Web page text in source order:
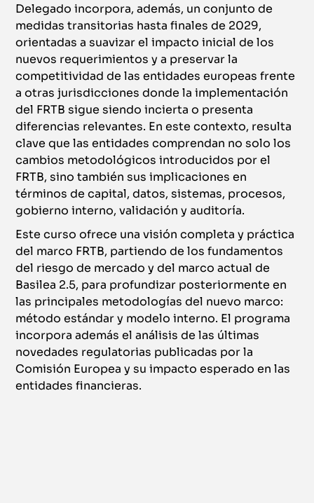
Delegado incorpora, además, un conjunto de
medidas transitorias hasta finales de 2029,
orientadas a suavizar el impacto inicial de los
nuevos requerimientos y a preservar la
competitividad de las entidades europeas frente
a otras jurisdicciones donde la implementación
del FRTB sigue siendo incierta o presenta
diferencias relevantes. En este contexto, resulta
clave que las entidades comprendan no solo los
cambios metodológicos introducidos por el
FRTB, sino también sus implicaciones en
términos de capital, datos, sistemas, procesos,
gobierno interno, validación y auditoría.
Este curso ofrece una visión completa y práctica
del marco FRTB, partiendo de los fundamentos
del riesgo de mercado y del marco actual de
Basilea 2.5, para profundizar posteriormente en
las principales metodologías del nuevo marco:
método estándar y modelo interno. El programa
incorpora además el análisis de las últimas
novedades regulatorias publicadas por la
Comisión Europea y su impacto esperado en las
entidades financieras.